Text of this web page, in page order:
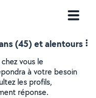
(45) et alentours
vous le
à votre besoin
les profils,
réponse.